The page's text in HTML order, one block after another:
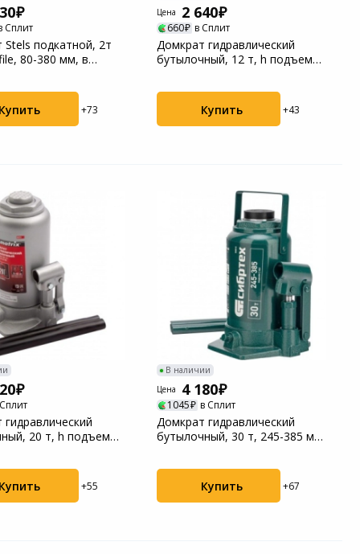
Сплит
подкатной, 2т
80-380 мм, в
Купить +73
Цена
2 640
660 в Сплит
Домкрат гидравлический
бутылочный, 12 т, h подъема
Купить +43
20 т, h подъема
Купить +55
В наличии
Цена
4 180
1045 в Сплит
Домкрат гидравлический
бутылочный, 30 т, 245-385 мм
Купить +67